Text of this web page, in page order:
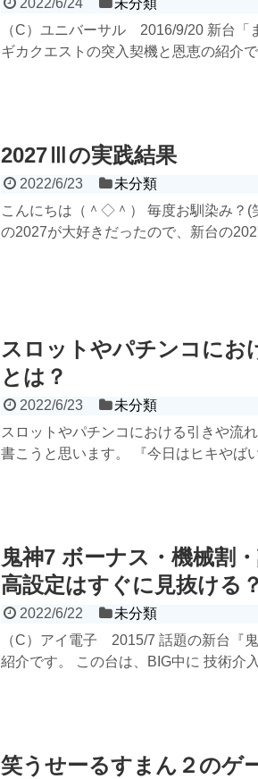
（C）ユニバーサル 2016/9/20 新台「
ギカクエストの突入契機と恩恵の紹介
2027Ⅲの実践結果
2022/6/23
未分類
こんにちは（＾◇＾） 毎度お馴染み？(
の2027が大好きだったので、新台の
スロットやパチンコにお
とは？
2022/6/23
未分類
スロットやパチンコにおける引きや流
書こうと思います。 『今日はヒキやば
鬼神7 ボーナス・機械割
高設定はすぐに見抜ける？
2022/6/22
未分類
（C）アイ電子 2015/7 話題の新台『
紹介です。 この台は、BIG中に 技術介
笑うせーるすまん２のゲ